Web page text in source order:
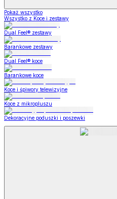
Pokaż wszystko
Wszystko z Koce i zestawy
Dual Feel® zestawy
Barankowe zestawy
Dual Feel® koce
Barankowe koce
Koce i śpiwory telewizyjne
Koce z mikropluszu
Dekoracyjne poduszki i poszewki